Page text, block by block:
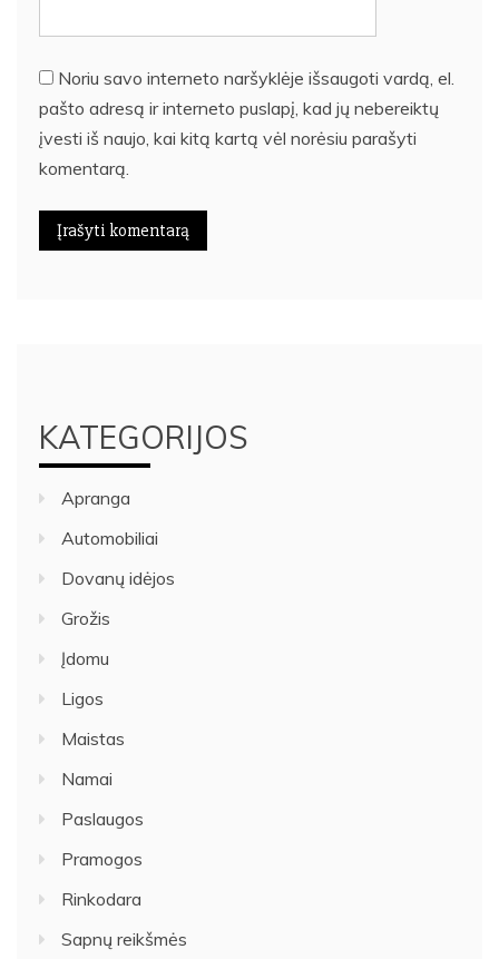
Noriu savo interneto naršyklėje išsaugoti vardą, el.
pašto adresą ir interneto puslapį, kad jų nebereiktų
įvesti iš naujo, kai kitą kartą vėl norėsiu parašyti
komentarą.
KATEGORIJOS
Apranga
Automobiliai
Dovanų idėjos
Grožis
Įdomu
Ligos
Maistas
Namai
Paslaugos
Pramogos
Rinkodara
Sapnų reikšmės